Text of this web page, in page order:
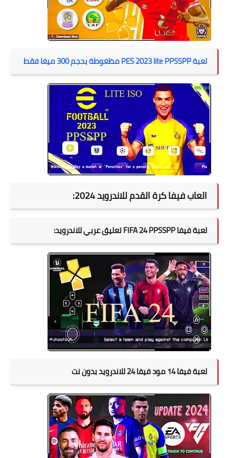
لعبة PES 2023 lite PPSSPP مظغوطة بحجم 300 ميغا فقط
العاب فيفا كرة القدم للاندرويد 2024:
لعبة فيفا FIFA 24 PPSSPP تعليق عربي للاندرويد:
لعبة فيفا 14 مود فيفا 24 للاندرويد بدون نت